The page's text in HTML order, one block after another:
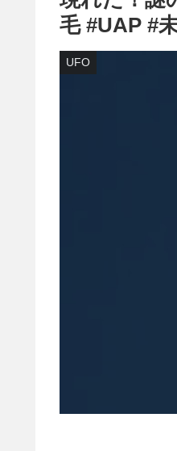
毛 #UAP #
UFO